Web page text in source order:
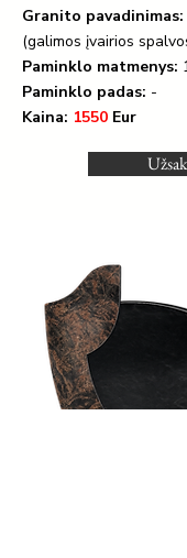
Granito pavadinimas:
(galimos įvairios
Paminklo matmenys:
Paminklo padas: -
Kaina: 1550 Eur